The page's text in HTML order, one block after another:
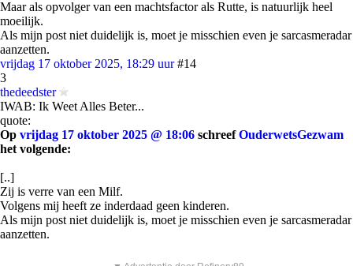
Maar als opvolger van een machtsfactor als Rutte, is natuurlijk heel
moeilijk.
Als mijn post niet duidelijk is, moet je misschien even je sarcasmeradar
aanzetten.
vrijdag 17 oktober 2025, 18:29 uur #14
3
thedeedster
IWAB: Ik Weet Alles Beter...
quote:
Op vrijdag 17 oktober 2025 @ 18:06 schreefOuderwetsGezwam
het volgende:
[..]
Zij is verre van een Milf.
Volgens mij heeft ze inderdaad geen kinderen.
Als mijn post niet duidelijk is, moet je misschien even je sarcasmeradar
aanzetten.